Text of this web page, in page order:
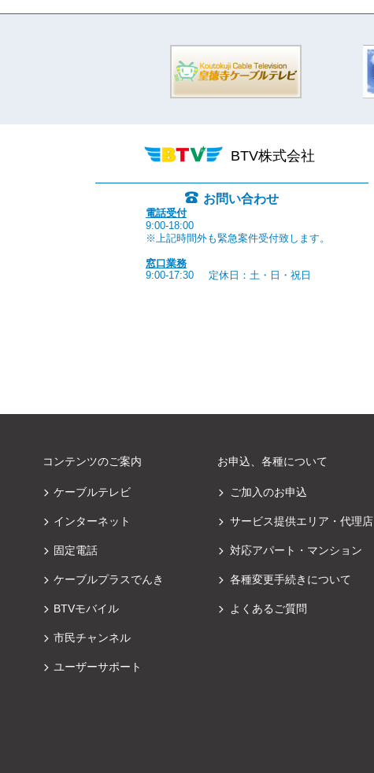
BTV株式会社
お問い合わせ
電話受付
9:00-18:00
※上記時間外も緊急案件受付致します。
窓口業務
9:00-17:30
定休日：土・日・祝日
コンテンツのご案内
ケーブルテレビ
インターネット
固定電話
ケーブルプラスでんき
BTVモバイル
市民チャンネル
ユーザーサポート
お申込、各種について
ご加入のお申込
サービス提供エリア・代理店
対応アパート・マンション
各種変更手続きについて
よくあるご質問